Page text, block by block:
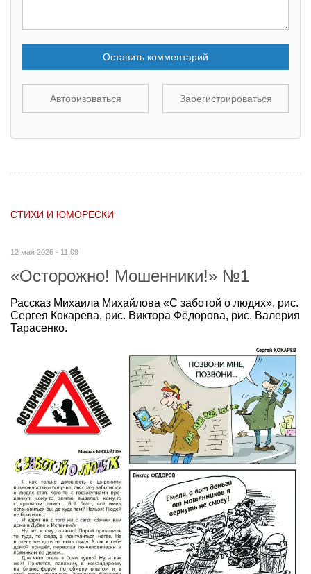
Оставить комментарий
Авторизоваться Зарегистрироваться
СТИХИ И ЮМОРЕСКИ
12 мая 2026 - 11:09
«Осторожно! Мошенники!» №1
Рассказ Михаила Михайлова «С заботой о людях», рис.
Сергея Кокарева, рис. Виктора Фёдорова, рис. Валерия
Тарасенко.